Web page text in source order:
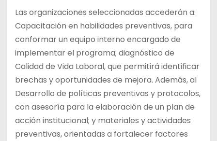
Las organizaciones seleccionadas accederán a:
Capacitación en habilidades preventivas, para
conformar un equipo interno encargado de
implementar el programa; diagnóstico de
Calidad de Vida Laboral, que permitirá identificar
brechas y oportunidades de mejora. Además, al
Desarrollo de políticas preventivas y protocolos,
con asesoría para la elaboración de un plan de
acción institucional; y materiales y actividades
preventivas, orientadas a fortalecer factores